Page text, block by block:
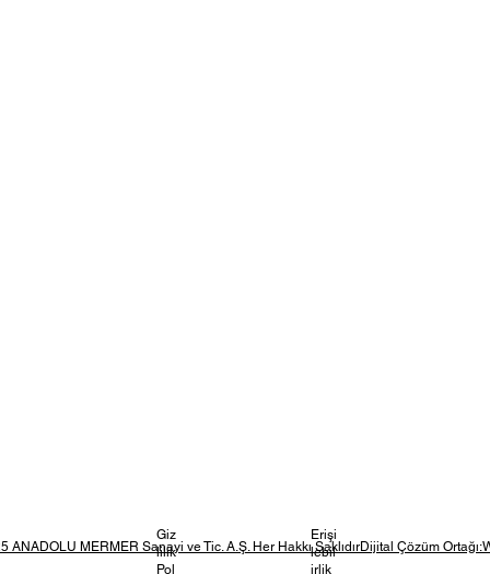
Giz
lilik
Pol
Erişi
lebil
irlik
ANADOLU MERMER Sanayi ve Tic. A.Ş. Her Hakkı SaklıdırDijital Çözüm